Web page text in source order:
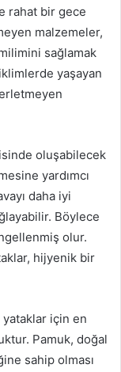
rahat bir gece
malzemeler,
sağlamak
yaşayan
oluşabilecek
yardımcı
daha iyi
Böylece
olur.
hijyenik bir
için en
Pamuk, doğal
sahip olması